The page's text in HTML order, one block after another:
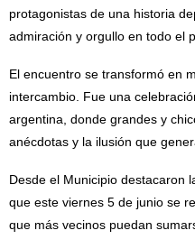
protagonistas de una historia
admiración y orgullo en todo el
El encuentro se transformó en
intercambio. Fue una
argentina, donde grandes y
anécdotas y la ilusión que
Desde el Municipio destacaron
que este viernes 5 de junio se
que más vecinos puedan